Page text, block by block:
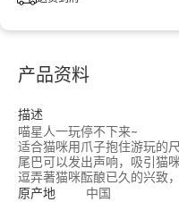
产品资料
描述
喵星人一玩停不下来~
适合猫咪用爪子抱住游玩的尺
尾巴可以发出声响，吸引猫咪
逗弄著猫咪酝酿已久的兴致
原产地
中国